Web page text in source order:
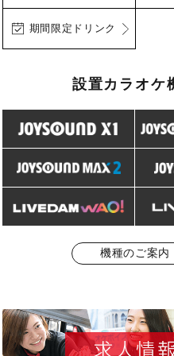
期間限定ドリンク
設置カラオケ
機種のご案内